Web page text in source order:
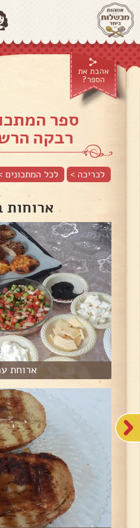
אהבת את
הספר?
ספר
רבקה
לכריכה > לכל המתכונים
ארוחות
ארוחת